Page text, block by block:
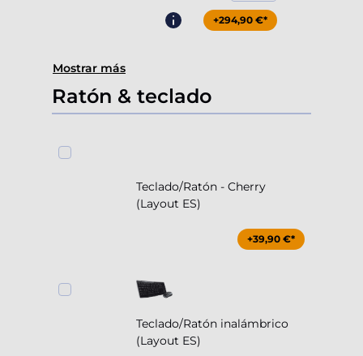
+294,90 €*
Mostrar más
Ratón & teclado
Teclado/Ratón - Cherry
(Layout ES)
+39,90 €*
Teclado/Ratón inalámbrico
(Layout ES)